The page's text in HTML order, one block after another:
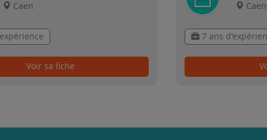
Caen
Voir sa fiche
Caen
7 ans